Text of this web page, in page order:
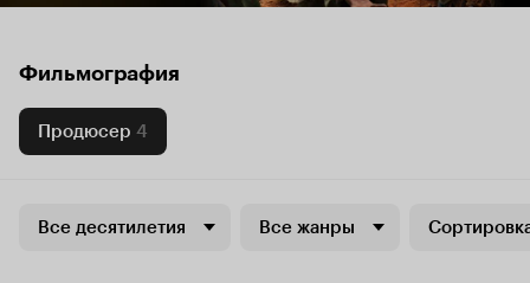
Фильмография
Продюсер 4
Все десятилетия Все жанры